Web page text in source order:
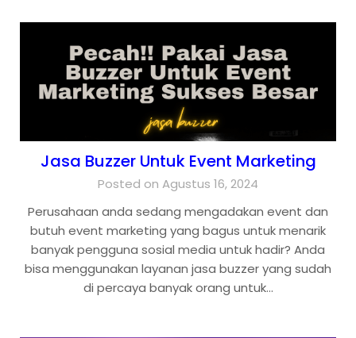
Jasa Buzzer Untuk Event Marketing
Posted on Agustus 16, 2024
Perusahaan anda sedang mengadakan event dan
butuh event marketing yang bagus untuk menarik
banyak pengguna sosial media untuk hadir? Anda
bisa menggunakan layanan jasa buzzer yang sudah
di percaya banyak orang untuk…